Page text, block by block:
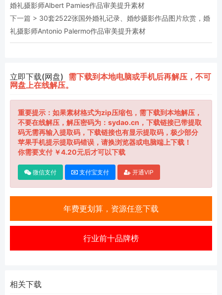
婚礼摄影师Albert Pamies作品审美提升素材
下一篇 > 30套2522张国外婚礼记录、婚纱摄影作品图片欣赏，婚
礼摄影师Antonio Palermo作品审美提升素材
立即下载(网盘) 需下载到本地电脑或手机后再解压，不可
网盘上在线解压。
重要提示：如果素材格式为zip压缩包，需下载到本地解压，
不要在线解压，解压密码为：sydao.cn，下载链接已带提取
码无需再输入提取码，下载链接也有显示提取码，极少部分
苹果手机提示提取码错误，请换浏览器或电脑端上下载！
你需要支付 ￥4.20元后才可以下载
微信支付 支付宝支付 开通VIP
年费更划算，资源任意下载
行业前十品牌榜
相关下载